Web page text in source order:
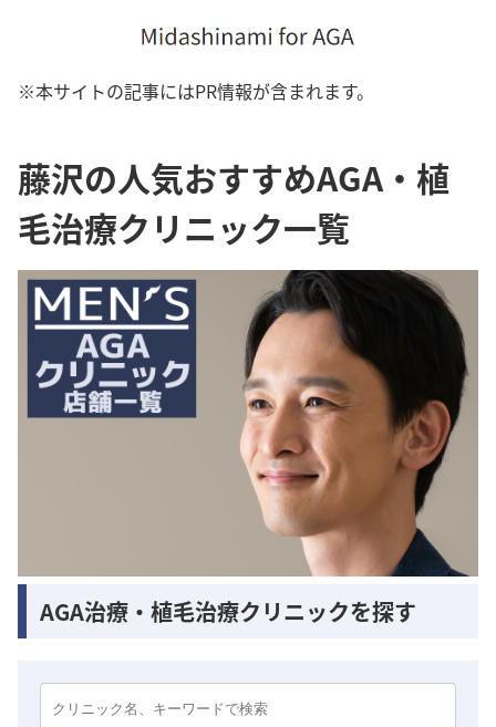
※本サイトの記事にはPR情報が含まれます。
藤沢の人気おすすめAGA・植
毛治療クリニック一覧
AGA治療・植毛治療クリニックを探す